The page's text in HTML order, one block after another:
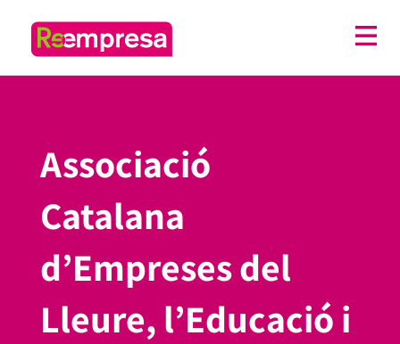
Associació
Catalana
d’Empreses del
Lleure, l’Educació i